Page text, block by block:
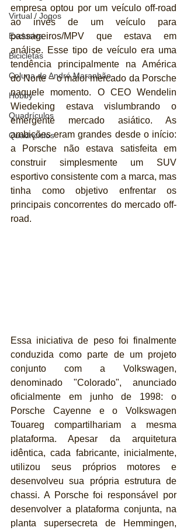
Virtual / Jogos
Exclusiva
Bicicletas
Coluna de André Maranhão
Hobby
Quadrículos
Quadriciclos
empresa optou por um veículo off-road
ao invés de um veículo para
passageiros/MPV que estava em
análise. Esse tipo de veículo era uma
tendência principalmente na América
do Norte – o maior mercado da Porsche
naquele momento. O CEO Wendelin
Wiedeking estava vislumbrando o
emergente mercado asiático. As
ambições eram grandes desde o início:
a Porsche não estava satisfeita em
construir simplesmente um SUV
esportivo consistente com a marca, mas
tinha como objetivo enfrentar os
principais concorrentes do mercado off-
road.
Essa iniciativa de peso foi finalmente
conduzida como parte de um projeto
conjunto com a Volkswagen,
denominado "Colorado", anunciado
oficialmente em junho de 1998: o
Porsche Cayenne e o Volkswagen
Touareg compartilhariam a mesma
plataforma. Apesar da arquitetura
idêntica, cada fabricante, inicialmente,
utilizou seus próprios motores e
desenvolveu sua própria estrutura de
chassi. A Porsche foi responsável por
desenvolver a plataforma conjunta, na
planta supersecreta de Hemmingen,